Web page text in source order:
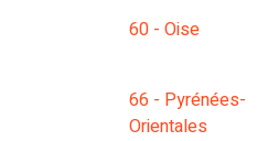
60 - Oise
66 - Pyrénées-
Orientales